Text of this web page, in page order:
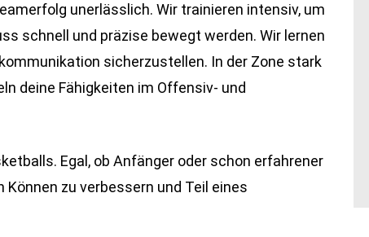
unerlässlich. Wir trainieren intensiv, um
schnell und präzise bewegt werden. Wir lernen
sicherzustellen. In der Zone stark
deine Fähigkeiten im Offensiv- und
Egal, ob Anfänger oder schon erfahrener
Können zu verbessern und Teil eines